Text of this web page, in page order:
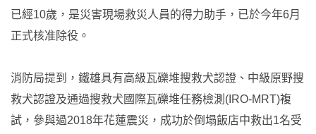
已經10歲，是災害現場救災人員的得力助手，已於今年6月
正式核准除役。
消防局提到，鐵雄具有高級瓦礫堆搜救犬認證、中級原野搜
救犬認證及通過搜救犬國際瓦礫堆任務檢測(IRO-MRT)複
試，參與過2018年花蓮震災，成功於倒塌飯店中救出1名受